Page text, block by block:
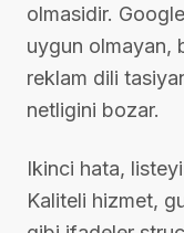
olmasidir.
uygun olmayan,
reklam dili
netligini bozar.
Ikinci hata,
Kaliteli hizmet,